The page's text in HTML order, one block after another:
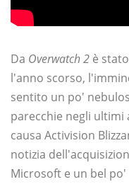
Da Overwatch 2 è
l'anno scorso,
sentito un po'
parecchie negli ultimi
causa Activision
notizia
Microsoft e un bel